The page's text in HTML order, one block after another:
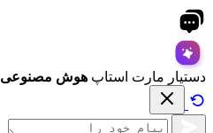
دستیار مارت استاپ هوش مصنوعی